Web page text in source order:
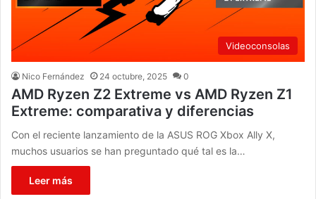
Videoconsolas
Nico Fernández 24 octubre, 2025 0
AMD Ryzen Z2 Extreme vs AMD Ryzen Z1
Extreme: comparativa y diferencias
Con el reciente lanzamiento de la ASUS ROG Xbox Ally X,
muchos usuarios se han preguntado qué tal es la…
Leer más